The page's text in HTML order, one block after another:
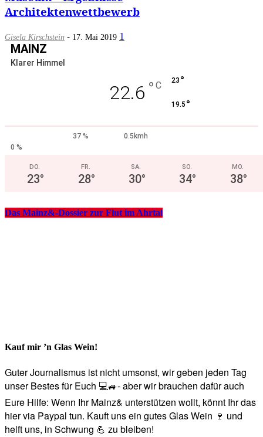
Architektenwettbewerb
Gisela Kirschstein - 17. Mai 2019 1
MAINZ
Klarer Himmel
22.6 ° C 23 °
19.5 °
37 %
0.5kmh
0 %
DO.
23°
FR.
28°
SA.
30°
SO.
34°
MO.
38°
Das Mainz&-Dossier zur Flut im Ahrtal
Kauf mir ’n Glas Wein!
Guter Journalismus ist nicht umsonst, wir geben jeden Tag
unser Bestes für Euch 💻🚙- aber wir brauchen dafür auch
Eure Hilfe: Wenn Ihr Mainz& unterstützen wollt, könnt Ihr das
hier via Paypal tun. Kauft uns ein gutes Glas Wein 🍷 und
helft uns, in Schwung 💪 zu bleiben!